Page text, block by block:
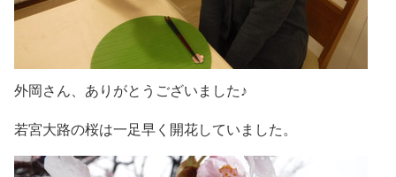
外岡さん、ありがとうございました♪
若宮大路の桜は一足早く開花していました。